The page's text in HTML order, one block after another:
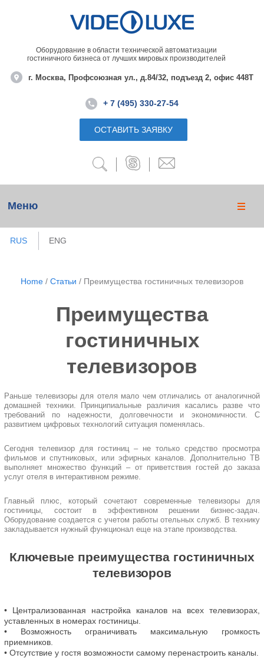
Оборудование в области технической автоматизации
гостиничного бизнеса от лучших мировых производителей
г. Москва, Профсоюзная ул., д.84/32, подъезд 2, офис 448Т
+ 7 (495) 330-27-54
ОСТАВИТЬ ЗАЯВКУ
Меню
RUS ENG
Home / Статьи / Преимущества гостиничных телевизоров
Преимущества
гостиничных
телевизоров
Раньше телевизоры для отеля мало чем отличались от аналогичной
домашней техники. Принципиальные различия касались разве что
требований по надежности, долговечности и экономичности. С
развитием цифровых технологий ситуация поменялась.
Сегодня телевизор для гостиниц – не только средство просмотра
фильмов и спутниковых, или эфирных каналов. Дополнительно ТВ
выполняет множество функций – от приветствия гостей до заказа
услуг отеля в интерактивном режиме.
Главный плюс, который сочетают современные телевизоры для
гостиницы, состоит в эффективном решении бизнес-задач.
Оборудование создается с учетом работы отельных служб. В технику
закладывается нужный функционал еще на этапе производства.
Ключевые преимущества гостиничных
телевизоров
• Централизованная настройка каналов на всех телевизорах,
уставленных в номерах гостиницы.
• Возможность ограничивать максимальную громкость
приемников.
• Отсутствие у гостя возможности самому перенастроить каналы.